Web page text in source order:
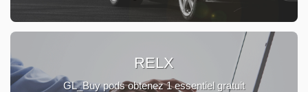
RELX
GL_Buy pods obtenez 1 essentiel gratuit